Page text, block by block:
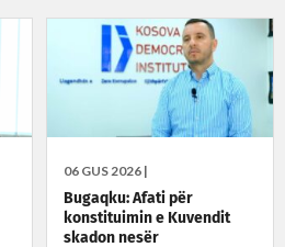
06 GUS 2026 |
Bugaqku: Afati për
konstituimin e Kuvendit
skadon nesër